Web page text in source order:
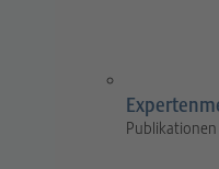
Publikationen